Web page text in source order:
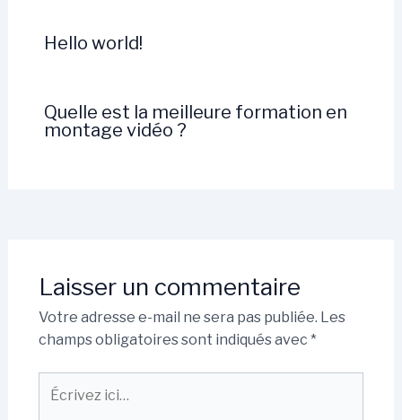
Hello world!
Quelle est la meilleure formation en
montage vidéo ?
Laisser un commentaire
Votre adresse e-mail ne sera pas publiée. Les
champs obligatoires sont indiqués avec *
Écrivez
ici…